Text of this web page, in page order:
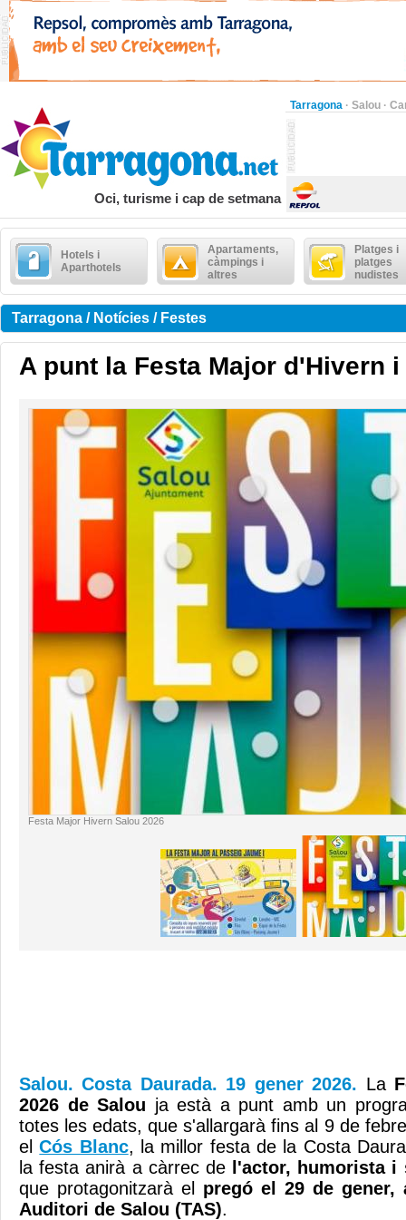
Tarragona · Salou ·
Oci, turisme i cap de setmana
Hotels i
Aparthotels
Apartaments,
càmpings i
altres
Platges i
platges
nudistes
Tarragona / Notícies / Festes
A punt la Festa Major d'Hivern
Festa Major Hivern Salou 2026
Salou. Costa Daurada. 19 gener 2026. La
2026 de Salou ja està a punt amb un
totes les edats, que s'allargarà fins al 9 de
elCós Blanc, la millor festa de la Costa
la festa anirà a càrrec de
l'actor, humorista i
que protagonitzarà el pregó el 29 de gener,
Auditori de Salou (TAS).